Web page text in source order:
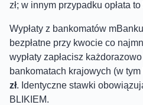
zł; w innym przypadku opłata to
Wypłaty z bankomatów
bezpłatne przy kwocie co
wypłaty zapłacisz każdorazowo
bankomatach krajowych (w
zł. Identyczne stawki
BLIKIEM.